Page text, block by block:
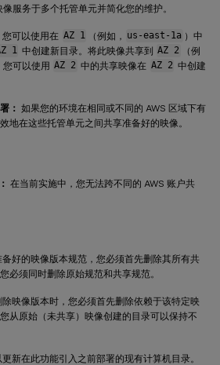
服务于多个托管单元并简化您的维护。
您可以使用在 AZ 1 （例如， us-east-1a ）中
1 中创建新目录。将此映像共享到 AZ 2
（例
您可以使用 AZ 2 中的共享映像在 AZ 2 中创建
： 如果您的环境在相同或不同的 AWS 区域下有
地在这些托管单元之间共享准备好的映像。
在当前实施中，您无法跨不同的 AWS 账户共
好的映像版本规范，您必须首先删除其所有共
必须同时删除原始规范和共享规范。
除映像版本时，您必须首先删除依赖于该特定映
从原始（未共享）映像创建的目录可以保持不
新在此功能引入之前部署的现有计算机目录。